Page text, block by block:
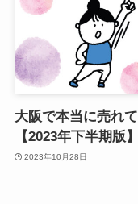
大阪で本当に売れ
【2023年下半期版】
2023年10月28日